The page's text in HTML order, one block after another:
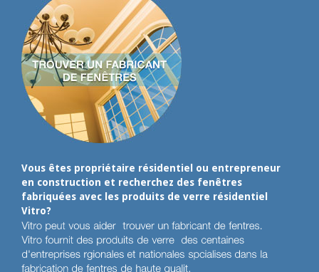
Vous êtes propriétaire résidentiel ou entrepreneur
en construction et recherchez des fenêtres
fabriquées avec les produits de verre résidentiel
Vitro?